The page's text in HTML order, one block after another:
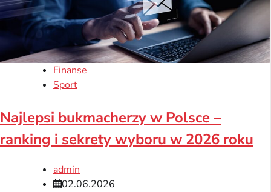
Finanse
Sport
Najlepsi bukmacherzy w Polsce –
ranking i sekrety wyboru w 2026 roku
admin
02.06.2026